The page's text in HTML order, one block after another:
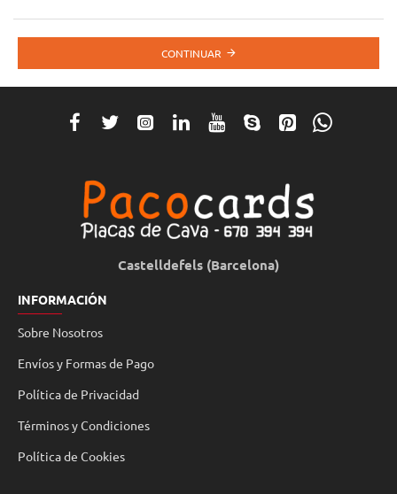
CONTINUAR
Castelldefels (Barcelona)
INFORMACIÓN
Sobre Nosotros
Envíos y Formas de Pago
Política de Privacidad
Términos y Condiciones
Política de Cookies